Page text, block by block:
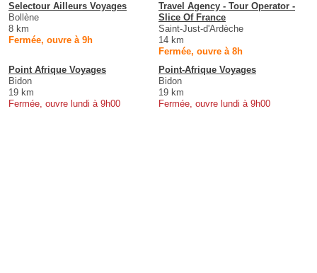
Selectour Ailleurs Voyages
Bollène
8 km
Fermée, ouvre à 9h
Travel Agency - Tour Operator -
Slice Of France
Saint-Just-d'Ardèche
14 km
Fermée, ouvre à 8h
Point Afrique Voyages
Bidon
19 km
Fermée, ouvre lundi à 9h00
Point-Afrique Voyages
Bidon
19 km
Fermée, ouvre lundi à 9h00